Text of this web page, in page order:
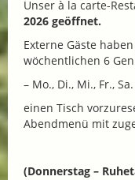
Unser à la carte-
2026 geöffnet.
Externe Gäste
wöchentlichen 6
– Mo., Di., Mi., Fr.,
einen Tisch
Abendmenü mit
(Donnerstag –